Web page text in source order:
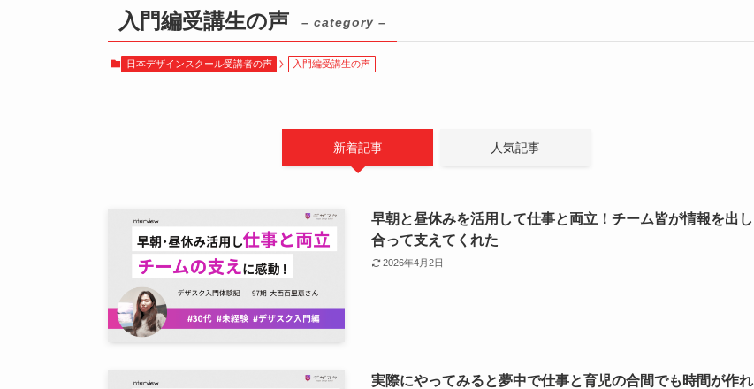
入門編受講生の声 – category –
日本デザインスクール受講者の声 入門編受講生の声
新着記事 人気記事
早朝と昼休みを活用して仕事と両立！チーム皆が情報を出し
合って支えてくれた
2026年4月2日
実際にやってみると夢中で仕事と育児の合間でも時間が作れ